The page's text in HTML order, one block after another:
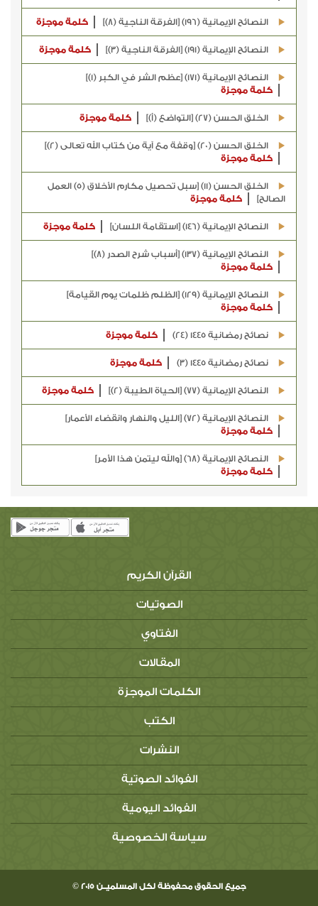
النصائح الإيمانية (196) [الفرقة الناجية (8)] كلمة موجزة
النصائح الإيمانية (191) [الفرقة الناجية (3)] كلمة موجزة
النصائح الإيمانية (171) [عظم الشر في الكبر (1)]
كلمة موجزة
الخلق الحسن (27) [التواضع (أ)] كلمة موجزة
الخلق الحسن (20) [وقفة مع آية من كتاب الله تعالى (2)]
كلمة موجزة
الخلق الحسن (11) [سبل تحصيل مكارم الأخلاق (5) العمل
الصالح]
كلمة موجزة
النصائح الإيمانية (146) [استقامة اللسان] كلمة موجزة
النصائح الإيمانية (137) [أسباب شرح الصدر (8)]
كلمة موجزة
النصائح الإيمانية (129) [الظلم ظلمات يوم القيامة]
كلمة موجزة
نصائح رمضانية 1445 (24) كلمة موجزة
نصائح رمضانية 1445 (3) كلمة موجزة
النصائح الإيمانية (77) [الحياة الطيبة (2)] كلمة موجزة
النصائح الإيمانية (72) [الليل والنهار وانقضاء الأعمار]
كلمة موجزة
النصائح الإيمانية (68) [والله ليتمن هذا الأمر]
كلمة موجزة
القرآن الكريم
الصوتيات
الفتاوي
المقالات
الكلمات الموجزة
الكتب
النشرات
الفوائد الصوتية
الفوائد اليومية
سياسة الخصوصية
جميع الحقوق محفوظة لكل المسلميــن 2015 ©